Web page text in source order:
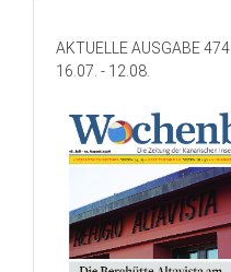
AKTUELLE AUSGABE 474
16.07. - 12.08.